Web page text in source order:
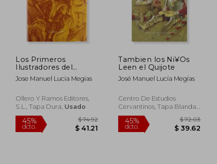
Los Primeros
Ilustradores del
Quijote
Jose Manuel Lucia Megias
Ollero Y Ramos Editores,
S.L., Tapa Dura, Usado
Tambien los Ni¥Os
Leen el Quijote
José Manuel Lucía Megías
Centro De Estudios
Cervantinos, Tapa Blanda,
Usado